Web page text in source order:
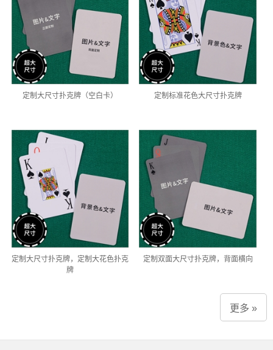
定制大尺寸扑克牌（空白卡） 定制标准花色大尺寸扑克牌
定制大尺寸扑克牌，定制大花色扑克
牌
定制双面大尺寸扑克牌，背面横向
更多 »